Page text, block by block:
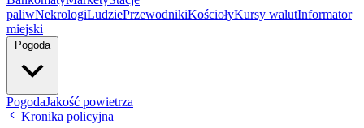
paliwNekrologiLudziePrzewodnikiKościołyKursy walutInformator
miejski
Pogoda
PogodaJakość powietrza
Kronika policyjna